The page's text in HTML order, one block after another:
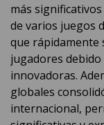
más
de varios juegos
que rápidamente
jugadores
innovadoras.
globales
internacional,